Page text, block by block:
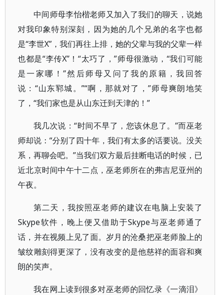
中间师母李怡楷老师又加入了我们的聊天，说她
对我印象特别深刻，因为她的几个兄弟的名字也都
是“李世X”，我们再往上排，她的父辈与我的父辈一样
也都是“李传X”！“太巧了，”师母很激动，“我们可能
是一家哪！”然后师母又问了我的原籍，我回答
说：“山东郓城。”“啊，那就对了，”师母爽朗地笑
了，“我们家也是从山东迁到天津的！”
我几次说：“时间不早了，您该休息了。”而巫老
师却说：“分别了四十年，我们有太多的话要说。没关
系，再聊会吧。”当我们双方最后挂断电话的时候，已
近北京时间中午十二点，巫老师所在的弗吉尼亚州的
午夜。
第二天，我按照巫老师的建议在电脑上安装了
Skype软件，晚上便又借助于Skype与巫老师通了
话，并在视频上见了面。岁月的沧桑把巫老师脸上的
皱纹雕刻得更深了，没有改变的是他慈祥的面容和爽
朗的笑声。
我在网上读到很多对巫老师的回忆录《一滴泪》